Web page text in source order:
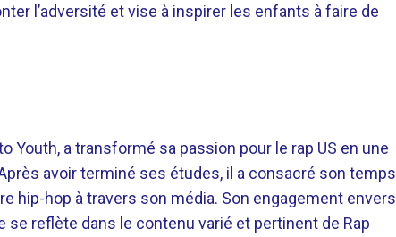
l’adversité et vise à inspirer les enfants à faire de
Youth, a transformé sa passion pour le rap US en une
avoir terminé ses études, il a consacré son temps
hip-hop à travers son média. Son engagement envers
reflète dans le contenu varié et pertinent de Rap